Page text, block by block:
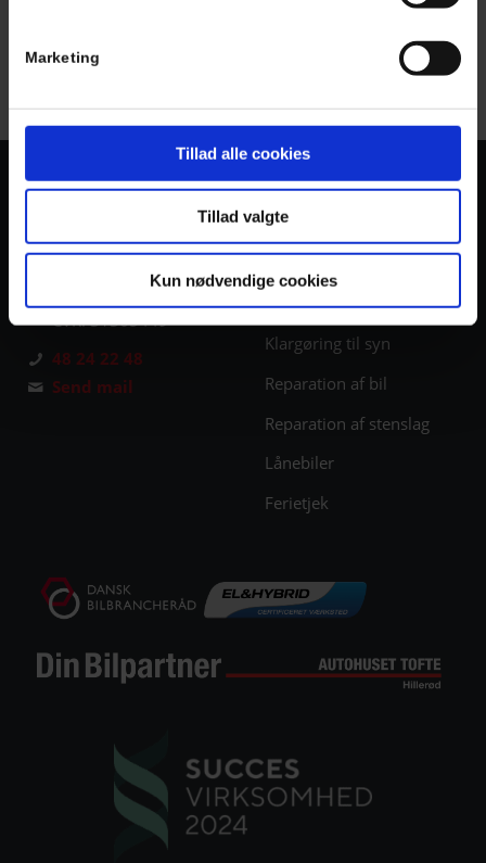
Marketing
Tillad alle cookies
Tillad valgte
Kun nødvendige cookies
KONTAKT OS
Autohuset Tofte ApS
Falkevej 14-16
3400 Hillerød
CVR: 31365449
48 24 22 48
Send mail
LÆS MERE
Serviceeftersyn
Dæk og fælge
Klargøring til syn
Reparation af bil
Reparation af stenslag
Lånebiler
Ferietjek